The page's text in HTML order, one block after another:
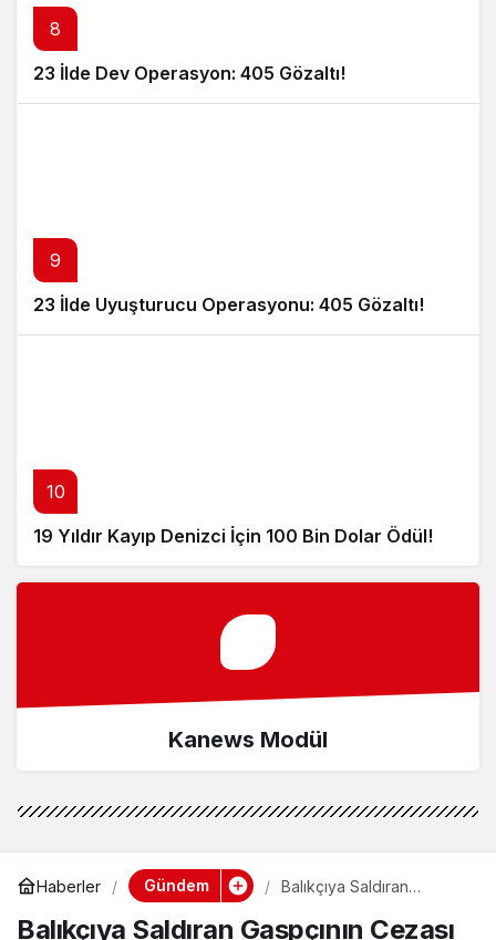
8
23 İlde Dev Operasyon: 405 Gözaltı!
9
23 İlde Uyuşturucu Operasyonu: 405 Gözaltı!
10
19 Yıldır Kayıp Denizci İçin 100 Bin Dolar Ödül!
Kanews Modül
Haberler Gündem
Balıkçıya Saldıran
Açıklandı!
Balıkçıya Saldıran Gaspçının Cezası